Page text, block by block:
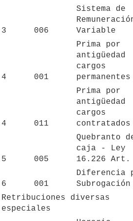
3 006
Sistema de
Variable
4 001
Prima por
antigüedad
cargos
permanentes
4 011
Prima por
antigüedad
cargos
contratados
5 005
Quebranto
caja - Ley
16.226 Art.
6 001
Diferencia
Subrogación
Retribuciones diversas
especiales